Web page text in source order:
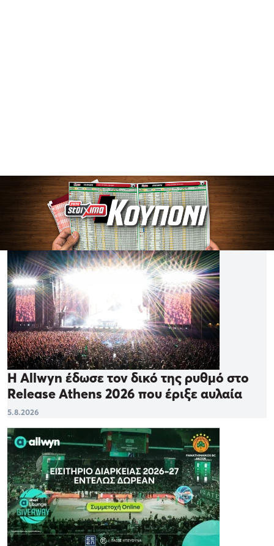
Η Allwyn έδωσε τον δικό της ρυθμό στο
Release Athens 2026 που έριξε αυλαία
5.8.2026